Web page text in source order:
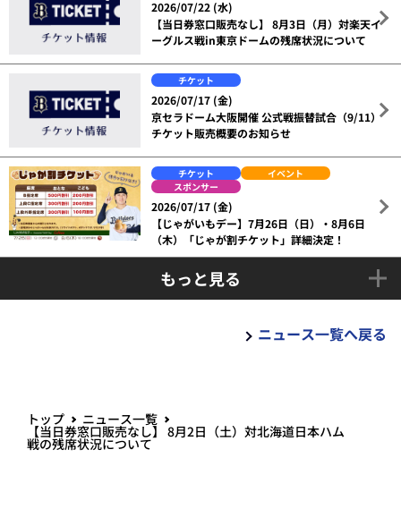
2026/07/22 (水)
【当日券窓口販売なし】 8月3日（月）対楽天イ
ーグルス戦in東京ドームの残席状況について
チケット
2026/07/17 (金)
京セラドーム大阪開催 公式戦振替試合（9/11）
チケット販売概要のお知らせ
チケット
イベント
スポンサー
2026/07/17 (金)
【じゃがいもデー】7月26日（日）・8月6日
（木）「じゃが割チケット」詳細決定！
もっと見る
ニュース一覧へ戻る
トップ ニュース一覧
【当日券窓口販売なし】 8月2日（土）対北海道日本ハム
戦の残席状況について